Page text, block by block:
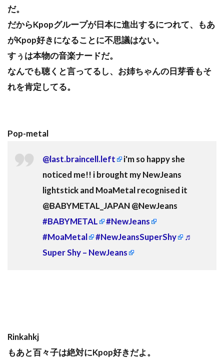
だ。
だからKpopグループが日本に進出するにつれて、もあ
がKpop好きになることに不思議はない。
すぅは本物の音楽ナードだ。
なんでも聴くと言ってるし、お姉ちゃんの日芽香もそ
れを肯定してる。
Pop-metal
@last.braincell.left
i'm so happy she
noticed me!! i brought my NewJeans
lightstick and MoaMetal recognised it ⠀
@BABYMETAL_JAPAN @NewJeans
#BABYMETAL
#NewJeans
#MoaMetal
#NewJeansSuperShy
♬
Super Shy – NewJeans
Rinkahkj
もあと百々子は絶対にKpop好きだよ。